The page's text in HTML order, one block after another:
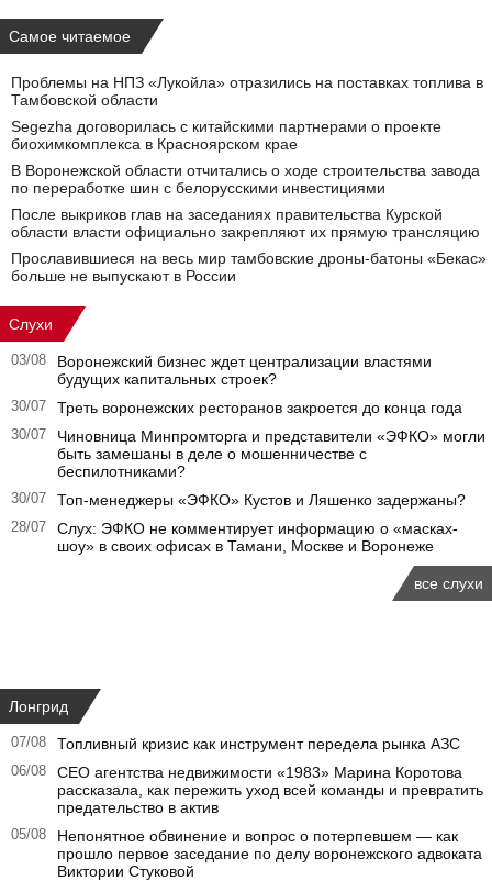
Самое читаемое
Проблемы на НПЗ «Лукойла» отразились на поставках топлива в
Тамбовской области
Segezha договорилась с китайскими партнерами о проекте
биохимкомплекса в Красноярском крае
В Воронежской области отчитались о ходе строительства завода
по переработке шин с белорусскими инвестициями
После выкриков глав на заседаниях правительства Курской
области власти официально закрепляют их прямую трансляцию
Прославившиеся на весь мир тамбовские дроны-батоны «Бекас»
больше не выпускают в России
Слухи
03/08
Воронежский бизнес ждет централизации властями
будущих капитальных строек?
30/07 Треть воронежских ресторанов закроется до конца года
30/07
Чиновница Минпромторга и представители «ЭФКО» могли
быть замешаны в деле о мошенничестве с
беспилотниками?
30/07 Топ-менеджеры «ЭФКО» Кустов и Ляшенко задержаны?
28/07
Слух: ЭФКО не комментирует информацию о «масках-
шоу» в своих офисах в Тамани, Москве и Воронеже
все слухи
Лонгрид
07/08 Топливный кризис как инструмент передела рынка АЗС
06/08
CEO агентства недвижимости «1983» Марина Коротова
рассказала, как пережить уход всей команды и превратить
предательство в актив
05/08
Непонятное обвинение и вопрос о потерпевшем — как
прошло первое заседание по делу воронежского адвоката
Виктории Стуковой